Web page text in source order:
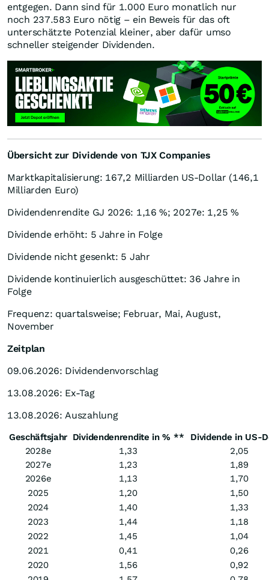
entgegen. Dann sind für 1.000 Euro monatlich nur
noch 237.583 Euro nötig – ein Beweis für das oft
unterschätzte Potenzial kleiner, aber dafür umso
schneller steigender Dividenden.
Übersicht zur Dividende von TJX Companies
Marktkapitalisierung: 167,2 Milliarden US-Dollar (146,1
Milliarden Euro)
Dividendenrendite GJ 2026: 1,16 %; 2027e: 1,25 %
Dividende erhöht: 5 Jahre in Folge
Dividende nicht gesenkt: 5 Jahr
Dividende kontinuierlich ausgeschüttet: 36 Jahre in
Folge
Frequenz: quartalsweise; Februar, Mai, August,
November
Zeitplan
09.06.2026: Dividendenvorschlag
13.08.2026: Ex-Tag
13.08.2026: Auszahlung
Geschäftsjahr Dividendenrendite in % **
Dividende in US-
2028e
1,33
2,05
2027e
1,23
1,89
2026e
1,13
1,70
2025
1,20
1,50
2024
1,40
1,33
2023
1,44
1,18
2022
1,45
1,04
2021
0,41
0,26
2020
1,56
0,92